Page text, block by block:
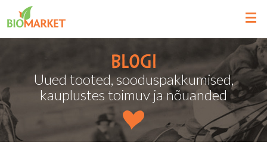
Blogi
Uued tooted, sooduspakkumised,
kauplustes toimuv ja nõuanded